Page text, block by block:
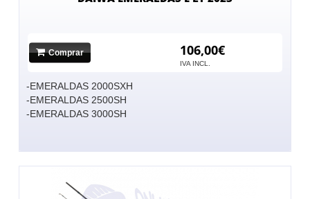
Comprar 106,00€
IVA INCL.
-EMERALDAS 2000SXH
-EMERALDAS 2500SH
-EMERALDAS 3000SH